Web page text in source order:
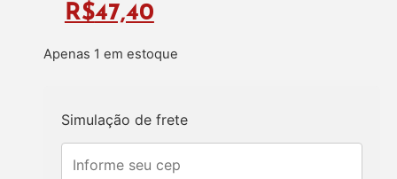
R$47,40
Apenas 1 em estoque
Simulação de frete